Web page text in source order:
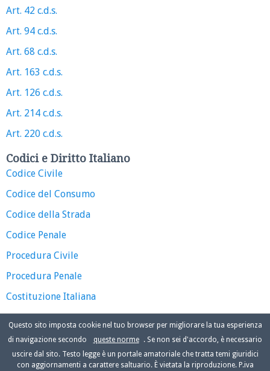
Art. 42 c.d.s.
Art. 94 c.d.s.
Art. 68 c.d.s.
Art. 163 c.d.s.
Art. 126 c.d.s.
Art. 214 c.d.s.
Art. 220 c.d.s.
Codici e Diritto Italiano
Codice Civile
Codice del Consumo
Codice della Strada
Codice Penale
Procedura Civile
Procedura Penale
Costituzione Italiana
Questo sito imposta cookie nel tuo browser per migliorare la tua esperienza
di navigazione secondo
queste norme
. Se non sei d'accordo, è necessario
uscire dal sito. Testo legge è un portale amatoriale che tratta temi giuridici
con aggiornamenti a carattere saltuario. È vietata la riproduzione. P.iva